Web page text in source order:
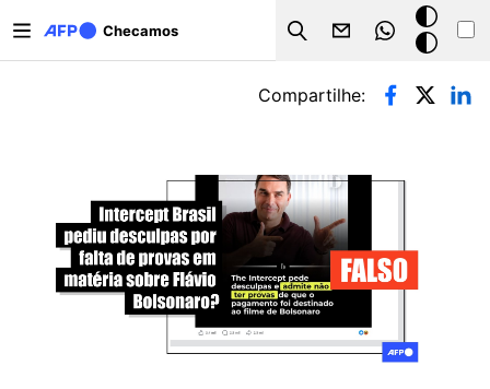
Checamos
Search
Modo
escuro
Abas primárias
Compartilhe: